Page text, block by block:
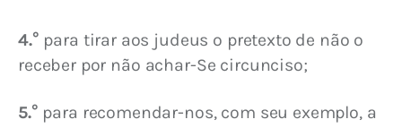
4.° para tirar aos judeus o pretexto de não o
receber por não achar-Se circunciso;
5.° para recomendar-nos, com seu exemplo, a